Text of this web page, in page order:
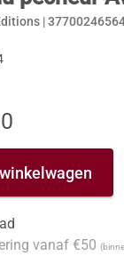
|
vanaf €50